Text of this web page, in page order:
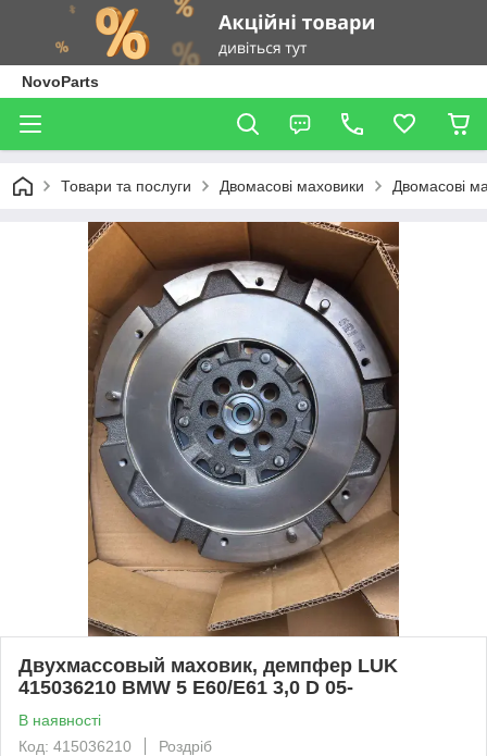
NovoParts
Товари та послуги Двомасові маховики Двомасові
Двухмассовый маховик, демпфер LUK
415036210 BMW 5 E60/E61 3,0 D 05-
В наявності
Код: 415036210
Роздріб